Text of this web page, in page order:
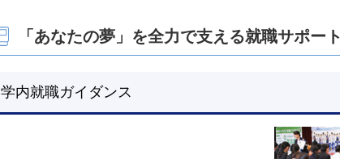
「あなたの夢」を全力で支える就職サポート
学内就職ガイダンス